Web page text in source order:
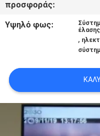
ΖΗΤΉΣΤΕ
ΈΝΑ
ΑΠΌΣΠΑΣΜΑ
SITEMAP
PRIVACY
POLICY
προσφοράς:
Υψηλό φως:
έλασης
,